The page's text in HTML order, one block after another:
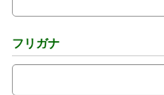
フリガナ